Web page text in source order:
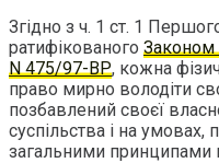
Згідно з ч. 1 ст. 1
ратифікованого Законом
N 475/97-ВР, кожна
право мирно володіти
позбавлений своєї
суспільства і на умовах,
загальними принципами